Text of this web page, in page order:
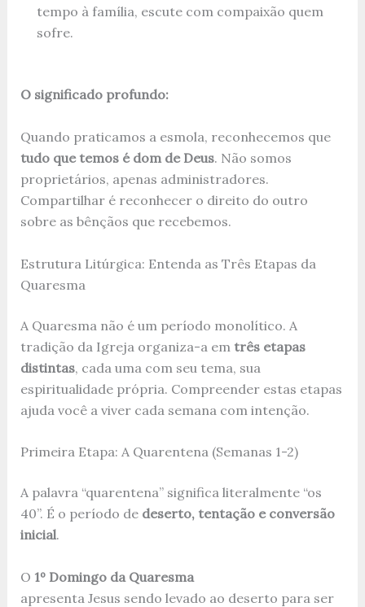
tempo à família, escute com compaixão quem
sofre.
O significado profundo:
Quando praticamos a esmola, reconhecemos que
tudo que temos é dom de Deus. Não somos
proprietários, apenas administradores.
Compartilhar é reconhecer o direito do outro
sobre as bênçãos que recebemos.
Estrutura Litúrgica: Entenda as Três Etapas da
Quaresma
A Quaresma não é um período monolítico. A
tradição da Igreja organiza-a em três etapas
distintas, cada uma com seu tema, sua
espiritualidade própria. Compreender estas etapas
ajuda você a viver cada semana com intenção.
Primeira Etapa: A Quarentena (Semanas 1-2)
A palavra “quarentena” significa literalmente “os
40”. É o período de deserto, tentação e conversão
inicial.
O 1º Domingo da Quaresma
apresenta Jesus sendo levado ao deserto para ser